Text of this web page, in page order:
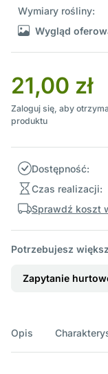
Wymiary rośliny:
Wygląd
21,00 zł
Zaloguj się, aby
produktu
Dostępność:
Czas realizacji:
Sprawdź koszt
Potrzebujesz
Zapytanie
Opis